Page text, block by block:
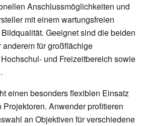
Anschlussmöglichkeiten und
mit einem wartungsfreien
Geeignet sind die beiden
für großflächige
und Freizeitbereich sowie
einen besonders flexiblen Einsatz
Anwender profitieren
an Objektiven für verschiedene